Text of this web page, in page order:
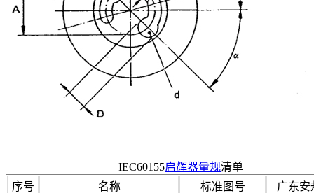
IEC60155启辉器量规清单
序号
名称 标准图号
广东安